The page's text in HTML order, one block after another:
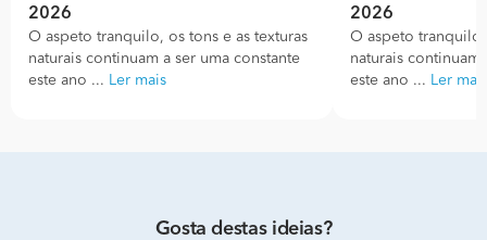
2026
O aspeto tranquilo, os tons e as texturas
naturais continuam a ser uma constante
este ano ... Ler mais
2026
O aspeto
naturais continuam
este ano ... Ler mais
Gosta destas ideias?